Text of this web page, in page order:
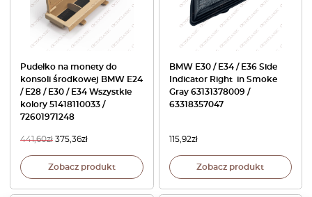
Pudełko na monety do
konsoli środkowej BMW E24
/ E28 / E30 / E34 Wszystkie
kolory 51418110033 /
72601971248
441,60zł 375,36zł
Zobacz produkt
BMW E30 / E34 / E36 Side
Indicator Right in Smoke
Gray 63131378009 /
63318357047
115,92zł
Zobacz produkt